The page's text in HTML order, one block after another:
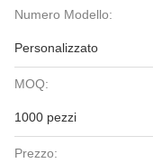
Numero Modello:
Personalizzato
MOQ:
1000 pezzi
Prezzo: